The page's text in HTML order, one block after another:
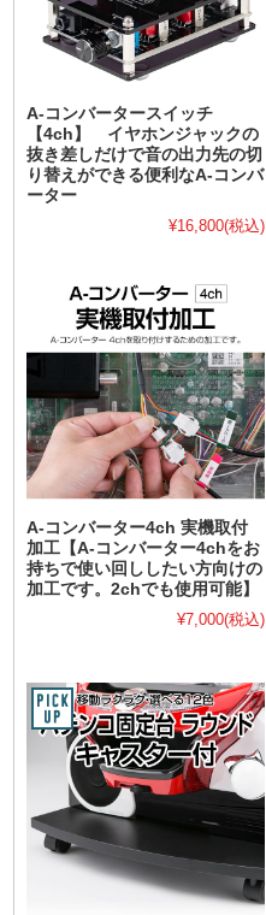
A-コンバータースイッチ
【4ch】 イヤホンジャックの
抜き差しだけで音の出力先の切
り替えができる便利なA-コンバ
ーター
¥16,800(税込)
A-コンバーター4ch 実機取付
加工【A-コンバーター4chをお
持ちで使い回ししたい方向けの
加工です。2chでも使用可能】
¥7,000(税込)